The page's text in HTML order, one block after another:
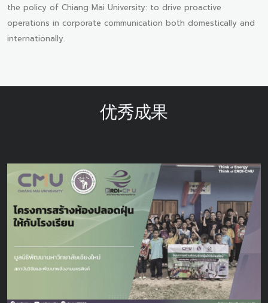
the policy of Chiang Mai University: to drive proactive
operations in corporate communication both domestically and
internationally.
优秀成果